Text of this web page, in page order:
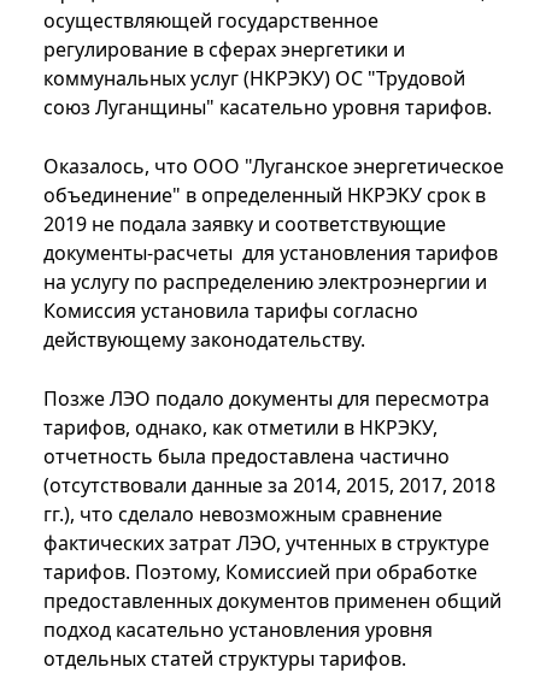
осуществляющей государственное
регулирование в сферах энергетики и
коммунальных услуг (НКРЭКУ) ОС "Трудовой
союз Луганщины" касательно уровня тарифов.
Оказалось, что ООО "Луганское энергетическое
объединение" в определенный НКРЭКУ срок в
2019 не подала заявку и соответствующие
документы-расчеты для установления тарифов
на услугу по распределению электроэнергии и
Комиссия установила тарифы согласно
действующему законодательству.
Позже ЛЭО подало документы для пересмотра
тарифов, однако, как отметили в НКРЭКУ,
отчетность была предоставлена частично
(отсутствовали данные за 2014, 2015, 2017, 2018
гг.), что сделало невозможным сравнение
фактических затрат ЛЭО, учтенных в структуре
тарифов. Поэтому, Комиссией при обработке
предоставленных документов применен общий
подход касательно установления уровня
отдельных статей структуры тарифов.